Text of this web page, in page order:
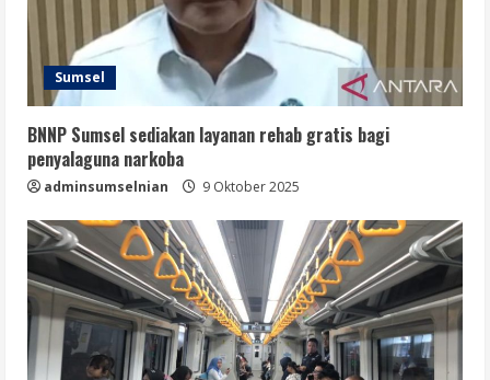
Sumsel
BNNP Sumsel sediakan layanan rehab gratis bagi
penyalaguna narkoba
adminsumselnian 9 Oktober 2025